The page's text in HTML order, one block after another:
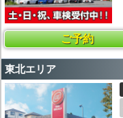
ご予約
東北エリア